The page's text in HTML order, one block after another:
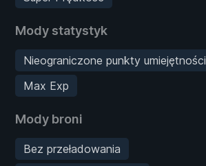
Mody statystyk
Nieograniczone punkty umiejętności
Max Exp
Mody broni
Bez przeładowania